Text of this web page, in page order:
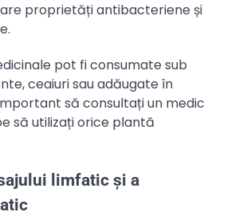
proprietăți antibacteriene și
pot fi consumate sub
ceaiuri sau adăugate în
să consultați un medic
să utilizați orice plantă
limfatic și a